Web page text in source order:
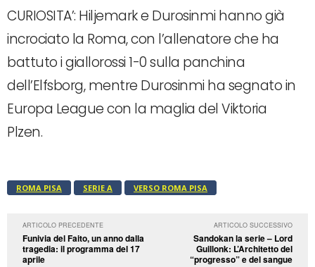
CURIOSITA’: Hiljemark e Durosinmi hanno già
incrociato la Roma, con l’allenatore che ha
battuto i giallorossi 1-0 sulla panchina
dell’Elfsborg, mentre Durosinmi ha segnato in
Europa League con la maglia del Viktoria
Plzen.
ROMA PISA SERIE A VERSO ROMA PISA
ARTICOLO PRECEDENTE
Funivia del Faito, un anno dalla
tragedia: il programma del 17
aprile
ARTICOLO SUCCESSIVO
Sandokan la serie – Lord
Guillonk: L’Architetto del
“progresso” e del sangue